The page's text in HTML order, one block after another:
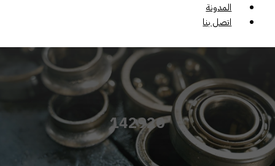
المدونة
اتصل بنا
142920